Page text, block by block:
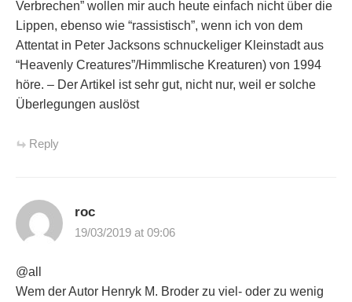
Verbrechen” wollen mir auch heute einfach nicht über die
Lippen, ebenso wie “rassistisch”, wenn ich von dem
Attentat in Peter Jacksons schnuckeliger Kleinstadt aus
“Heavenly Creatures”/Himmlische Kreaturen) von 1994
höre. – Der Artikel ist sehr gut, nicht nur, weil er solche
Überlegungen auslöst
Reply
roc
19/03/2019 at 09:06
@all
Wem der Autor Henryk M. Broder zu viel- oder zu wenig